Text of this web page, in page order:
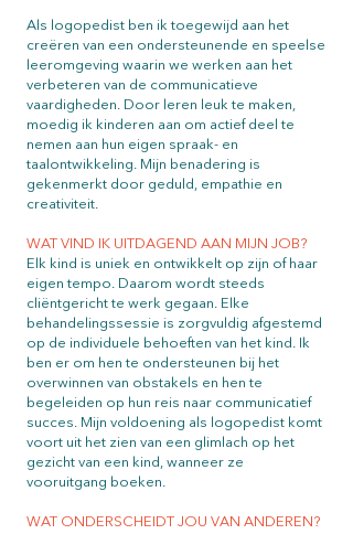
Als logopedist ben ik toegewijd aan het
creëren van een ondersteunende en speelse
leeromgeving waarin we werken aan het
verbeteren van de communicatieve
vaardigheden. Door leren leuk te maken,
moedig ik kinderen aan om actief deel te
nemen aan hun eigen spraak- en
taalontwikkeling. Mijn benadering is
gekenmerkt door geduld, empathie en
creativiteit.
WAT VIND IK UITDAGEND AAN MIJN JOB?
Elk kind is uniek en ontwikkelt op zijn of haar
eigen tempo. Daarom wordt steeds
cliëntgericht te werk gegaan. Elke
behandelingssessie is zorgvuldig afgestemd
op de individuele behoeften van het kind. Ik
ben er om hen te ondersteunen bij het
overwinnen van obstakels en hen te
begeleiden op hun reis naar communicatief
succes. Mijn voldoening als logopedist komt
voort uit het zien van een glimlach op het
gezicht van een kind, wanneer ze
vooruitgang boeken.
WAT ONDERSCHEIDT JOU VAN ANDEREN?